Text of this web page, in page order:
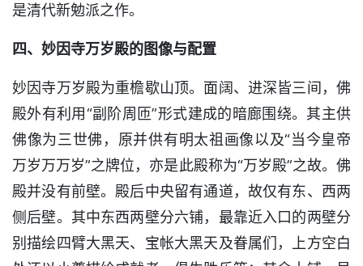
是清代新勉派之作。
四、妙因寺万岁殿的图像与配置
妙因寺万岁殿为重檐歇山顶。面阔、进深皆三间，佛
殿外有利用“副阶周匝”形式建成的暗廊围绕。其主供
佛像为三世佛，原并供有明太祖画像以及“当今皇帝
万岁万万岁”之牌位，亦是此殿称为“万岁殿”之故。佛
殿并没有前壁。殿后中央留有通道，故仅有东、西两
侧后壁。其中东西两壁分六铺，最靠近入口的两壁分
别描绘四臂大黑天、宝帐大黑天及眷属们，上方空白